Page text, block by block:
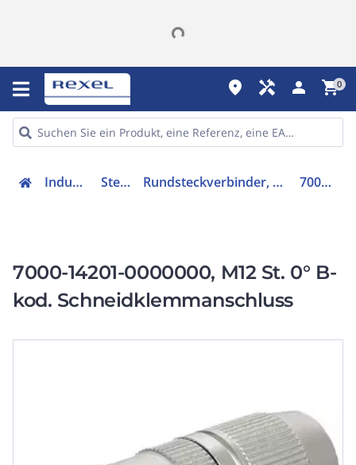
place handyman person shopping_cart0
Industriekomponenten Steckverbindung Rundsteckverbinder, feldkonfektionierbar (Industriesteckverbinder) 7000-14201-0000000
7000-14201-0000000, M12 St. 0° B-
kod. Schneidklemmanschluss